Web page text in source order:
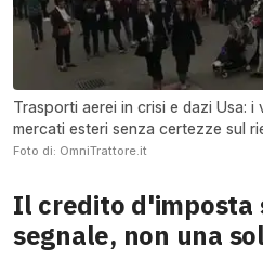
Trasporti aerei in crisi e dazi Usa:
mercati esteri senza certezze sul
Foto di: OmniTrattore.it
Il credito d'imposta
segnale, non una